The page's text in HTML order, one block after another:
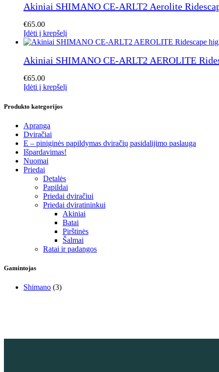
Akiniai SHIMANO CE-ARLT2 Aerolite
€65.00
Įdėti į krepšelį
Akiniai SHIMANO CE-ARLT2 AEROLITE
€65.00
Įdėti į krepšelį
Produkto kategorijos
Apranga
Dviračiai
E – piniginės papildymas dviračių pasidalijimo paslauga
Išpardavimas!
Nuomai
Priedai
Detalės
Papildai
Priedai dviračiui
Priedai dviratininkui
Akiniai
Batai
Pirštinės
Šalmai
Ratai ir padangos
Gamintojas
Shimano (3)